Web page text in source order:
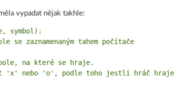
vypadat nějak takhle:
symbol):
se zaznamenaným tahem počítače
na které se hraje.
'x' nebo 'o', podle toho jestli hráč hraje